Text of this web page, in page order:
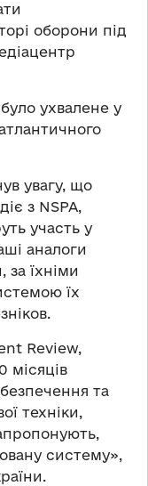
оборони під
ухвалене у
увагу, що
з NSPA,
участь у
аналоги
їхніми
їх
Review,
місяців
та
техніки,
систему»,